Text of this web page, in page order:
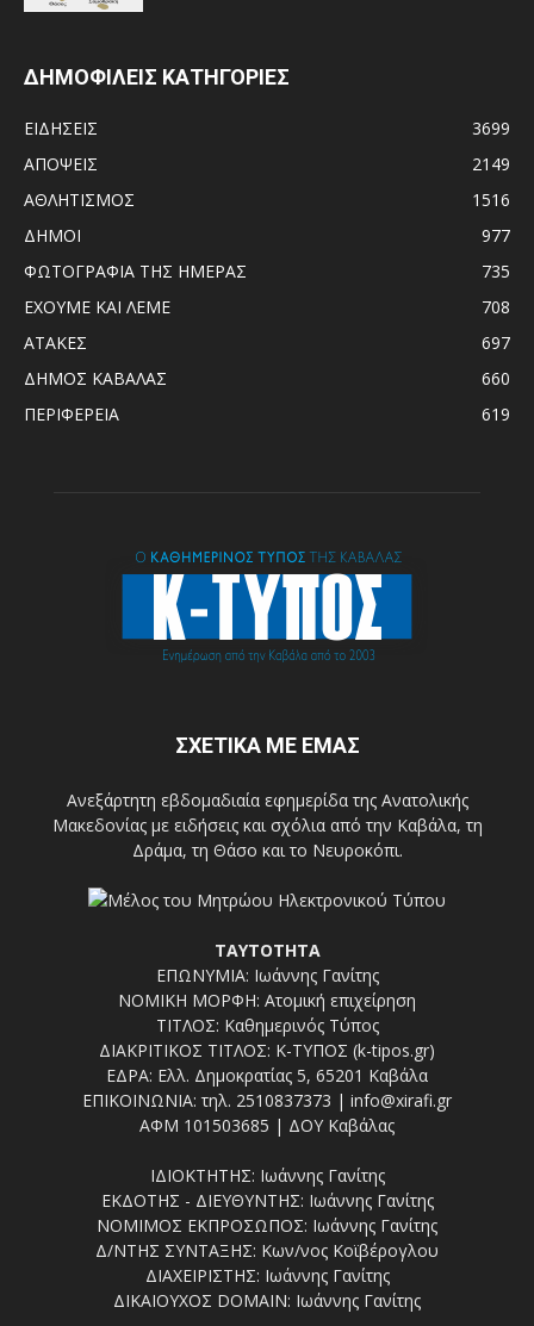
ΔΗΜΟΦΙΛΕΙΣ ΚΑΤΗΓΟΡΙΕΣ
ΕΙΔΗΣΕΙΣ
3699
ΑΠΟΨΕΙΣ
2149
ΑΘΛΗΤΙΣΜΟΣ
1516
ΔΗΜΟΙ
977
ΦΩΤΟΓΡΑΦΙΑ ΤΗΣ ΗΜΕΡΑΣ
735
ΕΧΟΥΜΕ ΚΑΙ ΛΕΜΕ
708
ΑΤΑΚΕΣ
697
ΔΗΜΟΣ ΚΑΒΑΛΑΣ
660
ΠΕΡΙΦΕΡΕΙΑ
619
ΣΧΕΤΙΚΑ ΜΕ ΕΜΑΣ
Ανεξάρτητη εβδομαδιαία εφημερίδα της Ανατολικής
Μακεδονίας με ειδήσεις και σχόλια από την Καβάλα, τη
Δράμα, τη Θάσο και το Νευροκόπι.
ΤΑΥΤΟΤΗΤΑ
ΕΠΩΝΥΜΙΑ: Ιωάννης Γανίτης
ΝΟΜΙΚΗ ΜΟΡΦΗ: Ατομική επιχείρηση
ΤΙΤΛΟΣ: Καθημερινός Τύπος
ΔΙΑΚΡΙΤΙΚΟΣ ΤΙΤΛΟΣ: Κ-ΤΥΠΟΣ (k-tipos.gr)
ΕΔΡΑ: Ελλ. Δημοκρατίας 5, 65201 Καβάλα
ΕΠΙΚΟΙΝΩΝΙΑ: τηλ. 2510837373 | info@xirafi.gr
ΑΦΜ 101503685 | ΔΟΥ Καβάλας
ΙΔΙΟΚΤΗΤΗΣ: Ιωάννης Γανίτης
ΕΚΔΟΤΗΣ - ΔΙΕΥΘΥΝΤΗΣ: Ιωάννης Γανίτης
ΝΟΜΙΜΟΣ ΕΚΠΡΟΣΩΠΟΣ: Ιωάννης Γανίτης
Δ/ΝΤΗΣ ΣΥΝΤΑΞΗΣ: Κων/νος Κοϊβέρογλου
ΔΙΑΧΕΙΡΙΣΤΗΣ: Ιωάννης Γανίτης
ΔΙΚΑΙΟΥΧΟΣ DOMAIN: Ιωάννης Γανίτης